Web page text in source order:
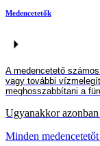
Medencetetők
A medencetető
vagy további
meghosszabbítani a
Ugyanakkor
Minden